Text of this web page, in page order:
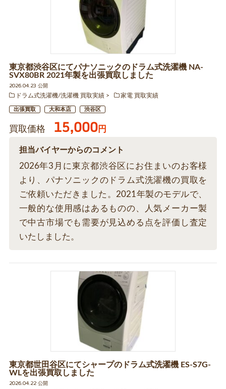
東京都渋谷区にてパナソニックのドラム式洗濯機 NA-
SVX80BR 2021年製を出張買取しました
2026.04.23 公開
ドラム式洗濯機/洗濯機 買取実績
家電 買取実績
出張買取 大和本店 渋谷区
買取価格 15,000円
担当バイヤーからのコメント
2026年3月に東京都渋谷区にお住まいのお客様
より、パナソニックのドラム式洗濯機の買取を
ご依頼いただきました。2021年製のモデルで、
一般的な使用感はあるものの、人気メーカー製
で中古市場でも需要が見込める点を評価し査定
いたしました。
東京都世田谷区にてシャープのドラム式洗濯機 ES-S7G-
WLを出張買取しました
2026.04.22 公開